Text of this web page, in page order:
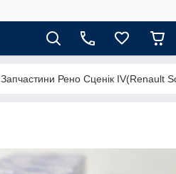
Запчастини Рено Сценік IV(Renault